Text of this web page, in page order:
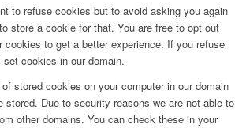
to refuse cookies but to avoid asking you again
store a cookie for that. You are free to opt out
cookies to get a better experience. If you refuse
cookies in our domain.
stored cookies on your computer in our domain
stored. Due to security reasons we are not able to
other domains. You can check these in your